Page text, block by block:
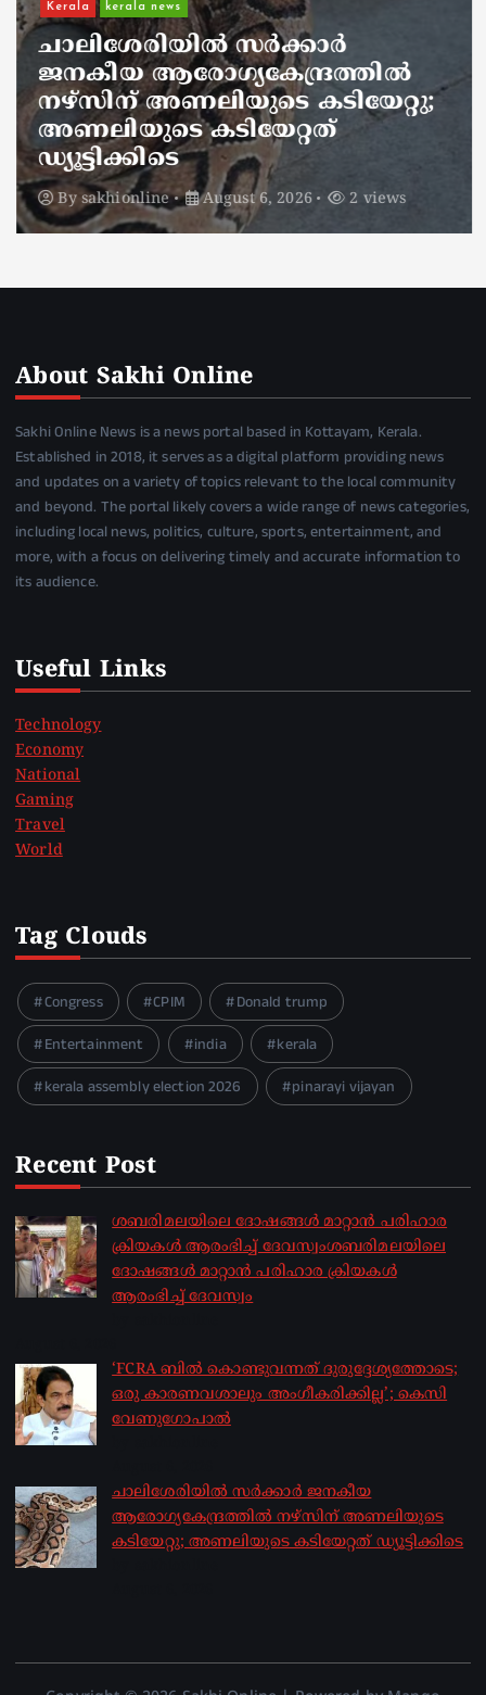
Kerala kerala news
ചാലിശേരിയില്‍ സര്‍ക്കാര്‍
ജനകീയ ആരോഗ്യകേന്ദ്രത്തില്‍
നഴ്സിന് അണലിയുടെ കടിയേറ്റു;
അണലിയുടെ കടിയേറ്റത്
ഡ്യൂട്ടിക്കിടെ
By sakhionline August 6, 2026 2 views
About Sakhi Online
Sakhi Online News is a news portal based in Kottayam, Kerala.
Established in 2018, it serves as a digital platform providing news
and updates on a variety of topics relevant to the local community
and beyond. The portal likely covers a wide range of news categories,
including local news, politics, culture, sports, entertainment, and
more, with a focus on delivering timely and accurate information to
its audience.
Useful Links
Technology
Economy
National
Gaming
Travel
World
Tag Clouds
Congress CPIM
Donald trump
Entertainment
india
kerala
kerala assembly election 2026
pinarayi vijayan
Recent Post
ശബരിമലയിലെ ദോഷങ്ങൾ മാറ്റാൻ പരിഹാര
ക്രിയകൾ ആരംഭിച്ച് ദേവസ്വംശബരിമലയിലെ
ദോഷങ്ങൾ മാറ്റാൻ പരിഹാര ക്രിയകൾ
ആരംഭിച്ച് ദേവസ്വം
‘FCRA ബിൽ കൊണ്ടുവന്നത് ദുരുദ്ദേശ്യത്തോടെ;
ഒരു കാരണവശാലും അം​ഗീകരിക്കില്ല’; കെസി
വേണു​ഗോപാൽ
ചാലിശേരിയില്‍ സര്‍ക്കാര്‍ ജനകീയ
ആരോഗ്യകേന്ദ്രത്തില്‍ നഴ്സിന് അണലിയുടെ
കടിയേറ്റു; അണലിയുടെ കടിയേറ്റത് ഡ്യൂട്ടിക്കിടെ